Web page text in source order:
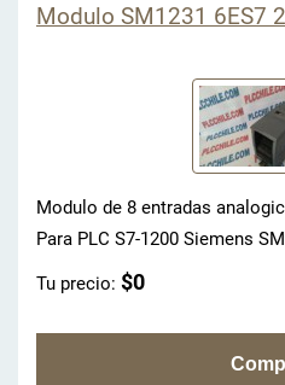
Modulo SM1231 6ES7
Modulo de 8 entradas
Para PLC S7-1200 Siemens
Tu precio: $0